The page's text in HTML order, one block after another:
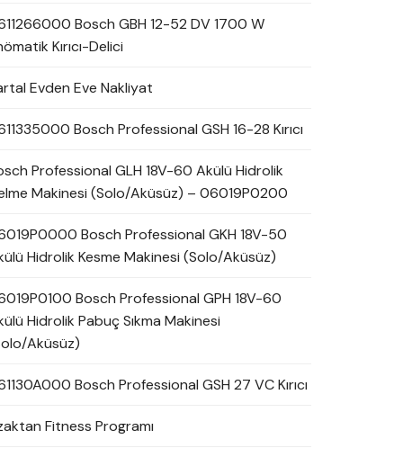
Bosch GBH 12-52 DV 1700 W
Kırıcı-Delici
Evden Eve Nakliyat
Bosch Professional GSH 16-28 Kırıcı
Professional GLH 18V-60 Akülü Hidrolik
Makinesi (Solo/Aküsüz) – 06019P0200
Bosch Professional GKH 18V-50
Hidrolik Kesme Makinesi (Solo/Aküsüz)
Bosch Professional GPH 18V-60
Hidrolik Pabuç Sıkma Makinesi
Aküsüz)
Bosch Professional GSH 27 VC Kırıcı
Fitness Programı